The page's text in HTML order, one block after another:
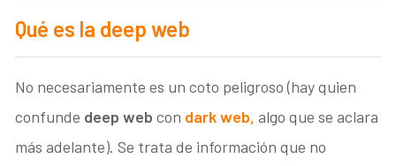
Qué es la deep web
No necesariamente es un coto peligroso (hay quien
confunde deep webcon dark web, algo que se aclara
más adelante). Se trata de información que no